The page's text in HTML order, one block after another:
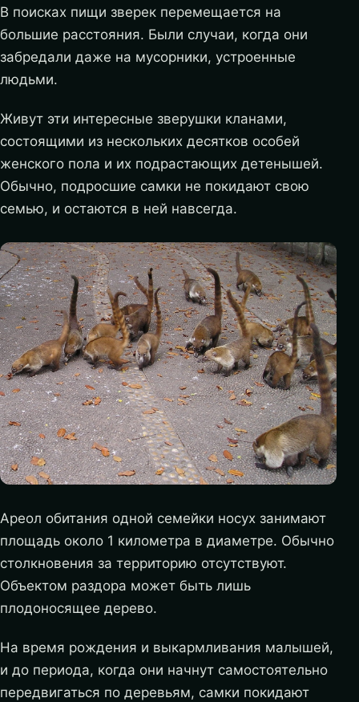
В поисках пищи зверек перемещается на
большие расстояния. Были случаи, когда они
забредали даже на мусорники, устроенные
людьми.
Живут эти интересные зверушки кланами,
состоящими из нескольких десятков особей
женского пола и их подрастающих детенышей.
Обычно, подросшие самки не покидают свою
семью, и остаются в ней навсегда.
Ареол обитания одной семейки носух занимают
площадь около 1 километра в диаметре. Обычно
столкновения за территорию отсутствуют.
Объектом раздора может быть лишь
плодоносящее дерево.
На время рождения и выкармливания малышей,
и до периода, когда они начнут самостоятельно
передвигаться по деревьям, самки покидают